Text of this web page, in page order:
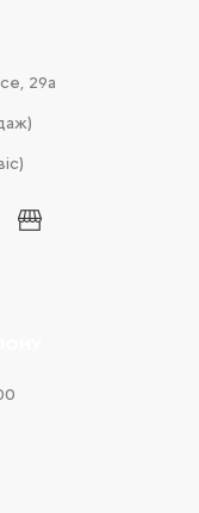
29а
business